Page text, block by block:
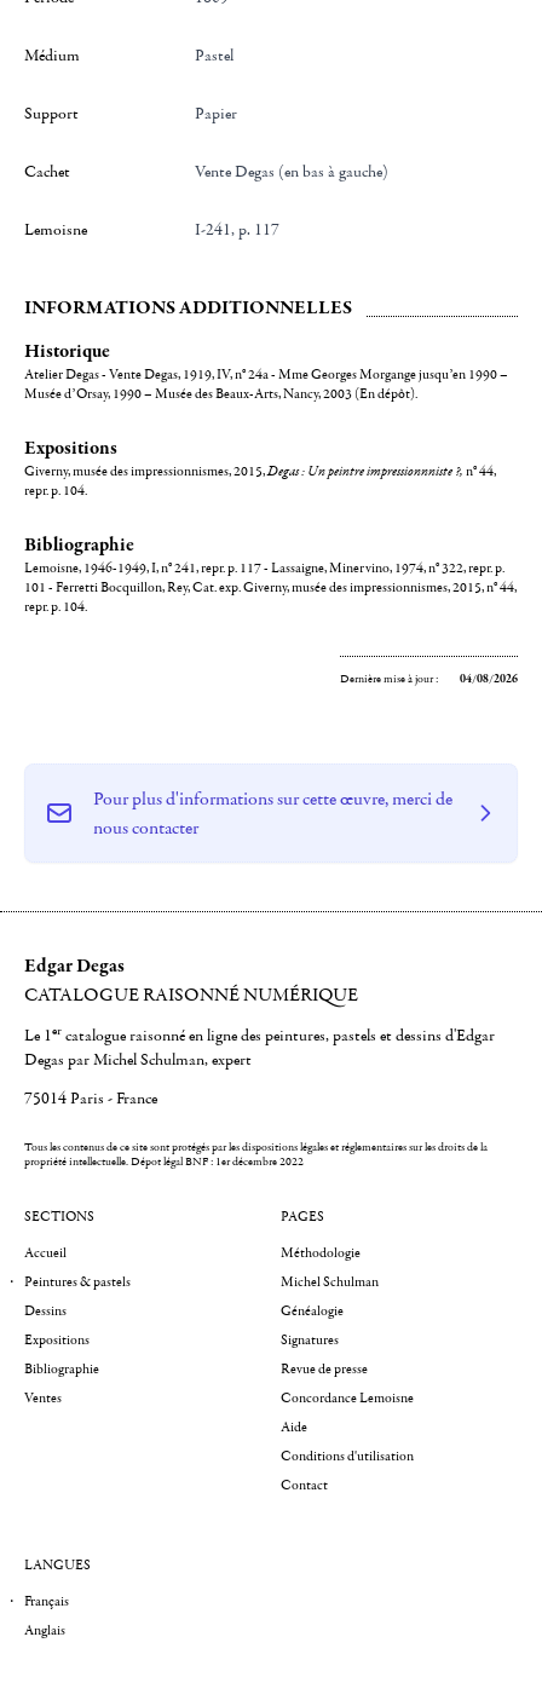
Médium Pastel
Support Papier
Cachet Vente Degas (en bas à gauche)
Lemoisne I-241, p. 117
INFORMATIONS ADDITIONNELLES
Historique
Atelier Degas - Vente Degas, 1919, IV, n° 24a - Mme Georges Morgange jusqu’en 1990 –
Musée d’Orsay, 1990 – Musée des Beaux-Arts, Nancy, 2003 (En dépôt).
Expositions
Giverny, musée des impressionnismes, 2015,Degas : Un peintre impressionnniste ?, n° 44,
repr. p. 104.
Bibliographie
Lemoisne, 1946-1949, I, n° 241, repr. p. 117 - Lassaigne, Minervino, 1974, n° 322, repr. p.
101 - Ferretti Bocquillon, Rey, Cat. exp. Giverny, musée des impressionnismes, 2015, n° 44,
repr. p. 104.
Dernière mise à jour : 04/08/2026
Pour plus d'informations sur cette œuvre, merci de
nous contacter
Edgar Degas
CATALOGUE RAISONNÉ NUMÉRIQUE
Le 1er catalogue raisonné en ligne des peintures, pastels et dessins d'Edgar
Degas par Michel Schulman, expert
75014 Paris - France
Tous les contenus de ce site sont protégés par les dispositions légales et réglementaires sur les droits de la
propriété intellectuelle.Dépot légal BNF : 1er décembre 2022
SECTIONS
Accueil
Peintures & pastels
Dessins
Expositions
Bibliographie
Ventes
PAGES
Méthodologie
Michel Schulman
Généalogie
Signatures
Revue de presse
Concordance Lemoisne
Aide
Conditions d'utilisation
Contact
LANGUES
Français
Anglais